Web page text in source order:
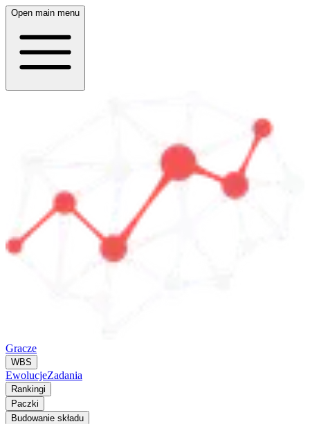
Open main menu
Gracze
WBS
EwolucjeZadania
Rankingi
Paczki
Budowanie składu